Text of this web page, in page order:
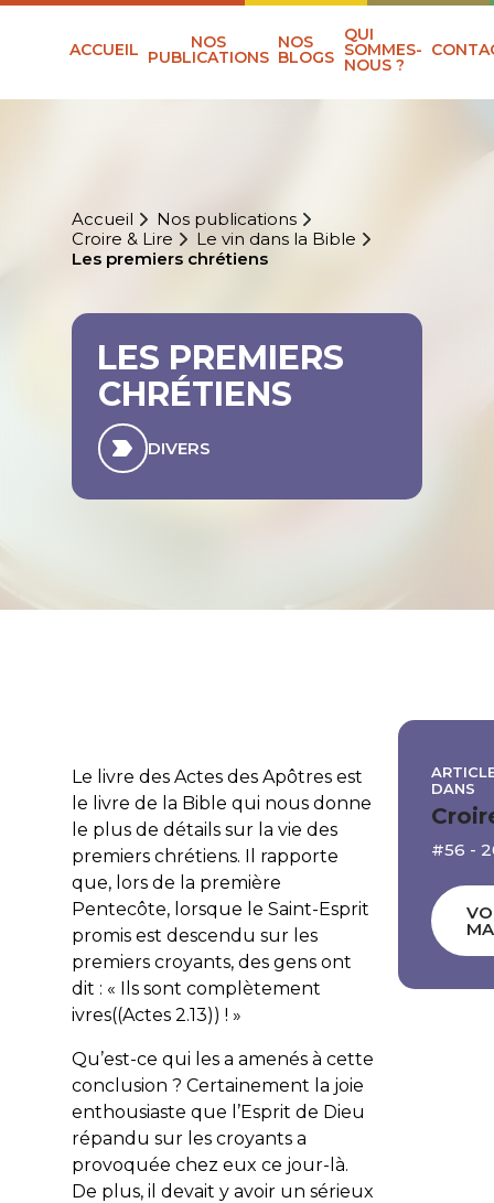
ACCUEIL NOS
PUBLICATIONS
NOS
BLOGS
QUI
SOMMES-
NOUS ?
Accueil
Nos publications
Croire & Lire
Le vin dans la Bible
Les premiers chrétiens
LES PREMIERS
CHRÉTIENS
DIVERS
Le livre des Actes des Apôtres est
le livre de la Bible qui nous donne
le plus de détails sur la vie des
premiers chrétiens. Il rapporte
que, lors de la première
Pentecôte, lorsque le Saint-Esprit
promis est descendu sur les
premiers croyants, des gens ont
dit : « Ils sont complètement
ivres((Actes 2.13)) ! »
Qu’est-ce qui les a amenés à cette
conclusion ? Certainement la joie
enthousiaste que l’Esprit de Dieu
répandu sur les croyants a
provoquée chez eux ce jour-là.
De plus, il devait y avoir un sérieux
DANS
#56 -